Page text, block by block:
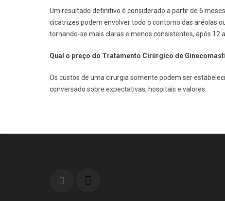
Um resultado definitivo é considerado a partir de 6
cicatrizes podem envolver todo o contorno das aréolas
tornando-se mais claras e menos consistentes, após 12
Qual o preço do Tratamento Cirúrgico de
Os custos de uma cirurgia somente podem ser
conversado sobre expectativas, hospitais e valores.